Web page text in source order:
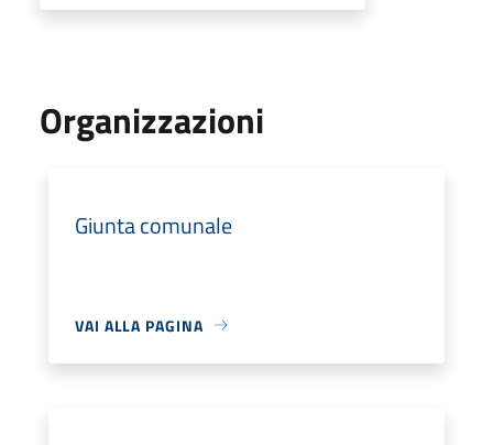
Organizzazioni
Giunta comunale
VAI ALLA PAGINA